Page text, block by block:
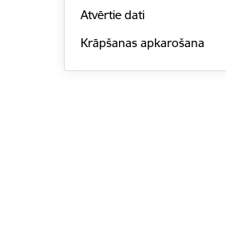
Atvērtie dati
Krāpšanas apkarošana